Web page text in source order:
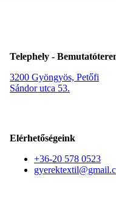
Telephely -
3200 Gyöngyös, Petőfi
Sándor utca 53.
Elérhetőségeink
+36-20 578 0523